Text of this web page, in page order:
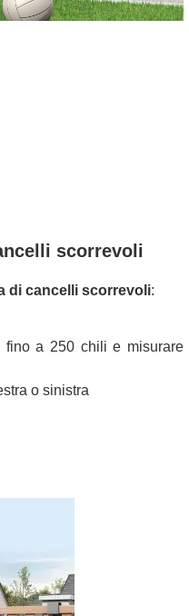
scorrevoli
di cancelli scorrevoli:
fino a 250 chili e misurare
o sinistra